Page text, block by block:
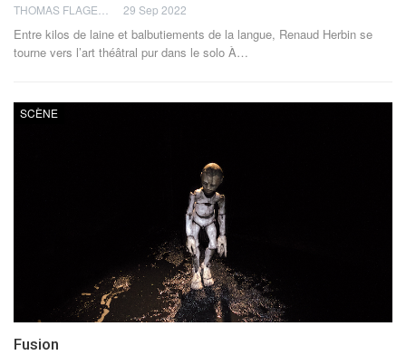
29 Sep 2022
Entre kilos de laine et balbutiements de la langue, Renaud Herbin se
tourne vers l’art théâtral pur dans le solo À…
SCÈNE
Fusion